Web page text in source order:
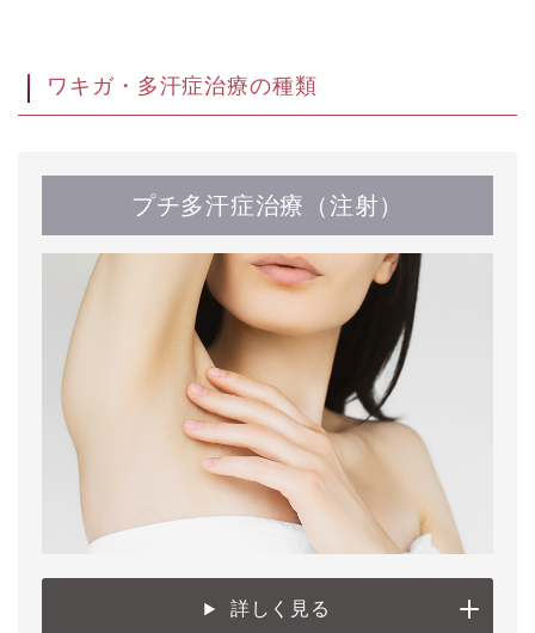
ワキガ・多汗症治療の種類
プチ多汗症治療（注射）
詳しく見る